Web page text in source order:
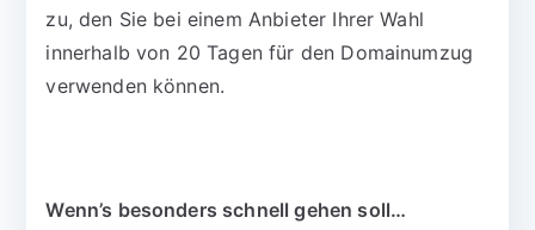
zu, den Sie bei einem Anbieter Ihrer Wahl
innerhalb von 20 Tagen für den Domainumzug
verwenden können.
Wenn’s besonders schnell gehen soll…